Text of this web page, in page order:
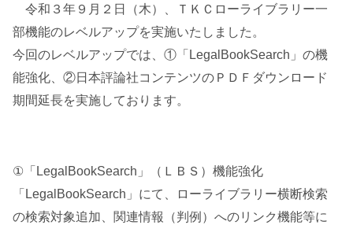
令和３年９月２日（木）、ＴＫＣローライブラリー一
部機能のレベルアップを実施いたしました。
今回のレベルアップでは、①「LegalBookSearch」の機
能強化、②日本評論社コンテンツのＰＤＦダウンロード
期間延長を実施しております。
①「LegalBookSearch」（ＬＢＳ）機能強化
「LegalBookSearch」にて、ローライブラリー横断検索
の検索対象追加、関連情報（判例）へのリンク機能等に